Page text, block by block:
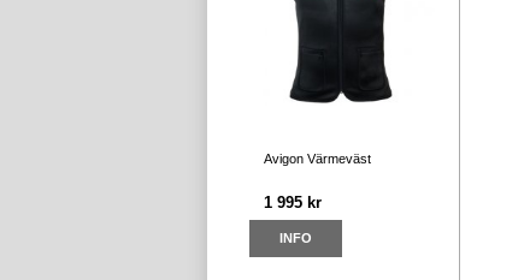
Avigon Värmeväst
1 995 kr
INFO